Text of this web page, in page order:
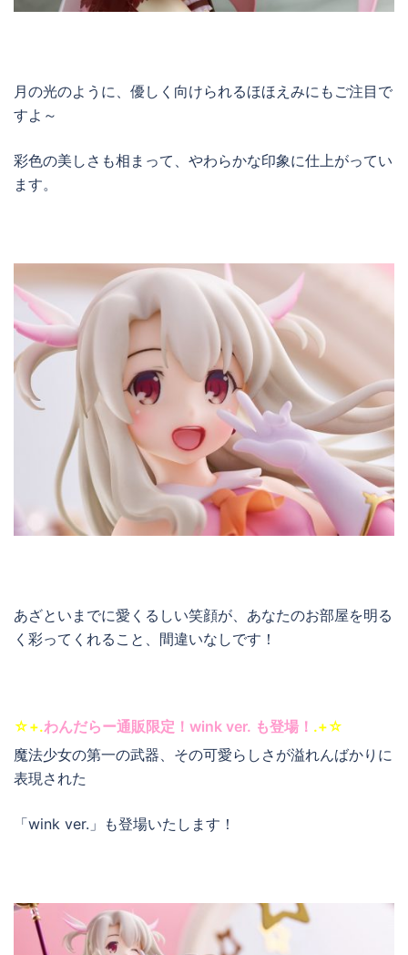
月の光のように、優しく向けられるほほえみにもご注目で
すよ～
彩色の美しさも相まって、やわらかな印象に仕上がってい
ます。
あざといまでに愛くるしい笑顔が、あなたのお部屋を明る
く彩ってくれること、間違いなしです！
☆+.わんだらー通販限定！wink ver. も登場！ .+☆
魔法少女の第一の武器、その可愛らしさが溢れんばかりに
表現された
「wink ver.」も登場いたします！